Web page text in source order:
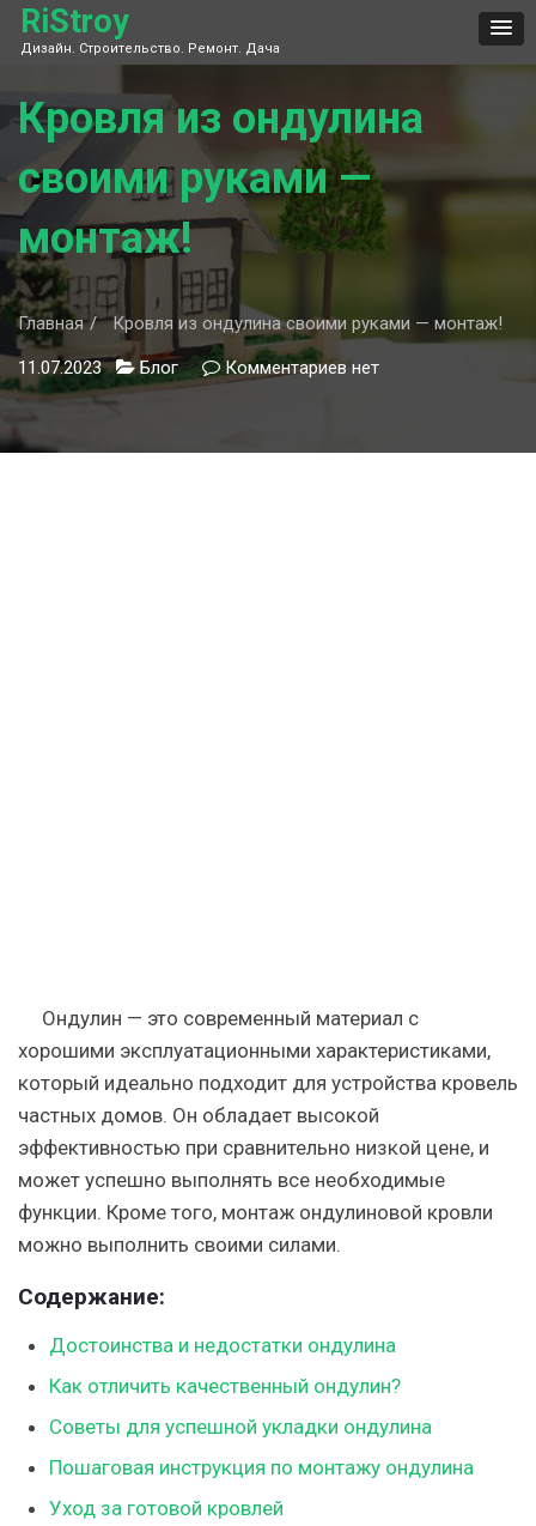
Skip
content
RiStroy
Дизайн. Строительство. Ремонт. Дача
Кровля из ондулина
своими руками —
монтаж!
Главная Кровля из ондулина своими руками — монтаж!
11.07.2023 Блог Комментариев кнет
Ондулин — это современный материал с
хорошими эксплуатационными характеристиками,
который идеально подходит для устройства кровель
частных домов. Он обладает высокой
эффективностью при сравнительно низкой цене, и
может успешно выполнять все необходимые
функции. Кроме того, монтаж ондулиновой кровли
можно выполнить своими силами.
Содержание:
Достоинства и недостатки ондулина
Как отличить качественный ондулин?
Советы для успешной укладки ондулина
Пошаговая инструкция по монтажу ондулина
Уход за готовой кровлей